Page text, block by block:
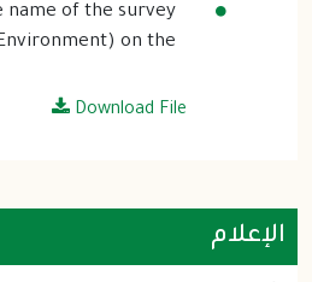
name of the survey
on the
Download File
الإعلام